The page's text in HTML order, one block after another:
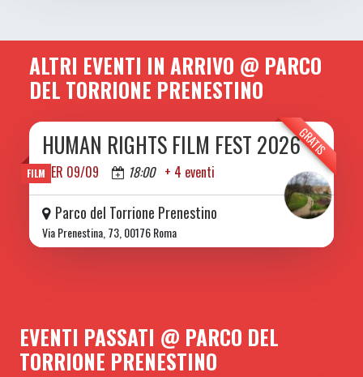
ALTRI EVENTI IN ARRIVO @ PARCO
DEL TORRIONE PRENESTINO
FILM
GRATIS
DA MER 09/09 A DOM 13/09 2026
HUMAN RIGHTS FILM FEST 2026
MER 09/09 18:00 + 4 eventi
Parco del Torrione Prenestino
Via Prenestina, 73, 00176 Roma
EVENTI PASSATI @ PARCO DEL
TORRIONE PRENESTINO